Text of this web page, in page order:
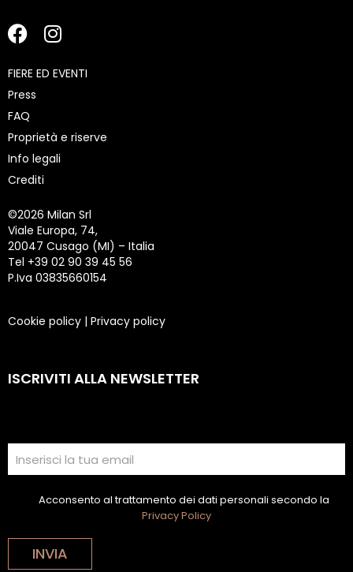
FIERE ED EVENTI
Press
FAQ
Proprietà e riserve
Info legali
Crediti
©2026 Milan Srl
Viale Europa, 74,
20047 Cusago (MI) – Italia
Tel +39 02 90 39 45 56
P.Iva 03835660154
Cookie policy | Privacy policy
ISCRIVITI ALLA NEWSLETTER
Acconsento al trattamento dei dati personali secondo la
Privacy Policy
INVIA